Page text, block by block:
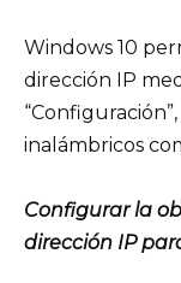
Windows 10
dirección IP
inalámbricos
Configurar la
dirección IP